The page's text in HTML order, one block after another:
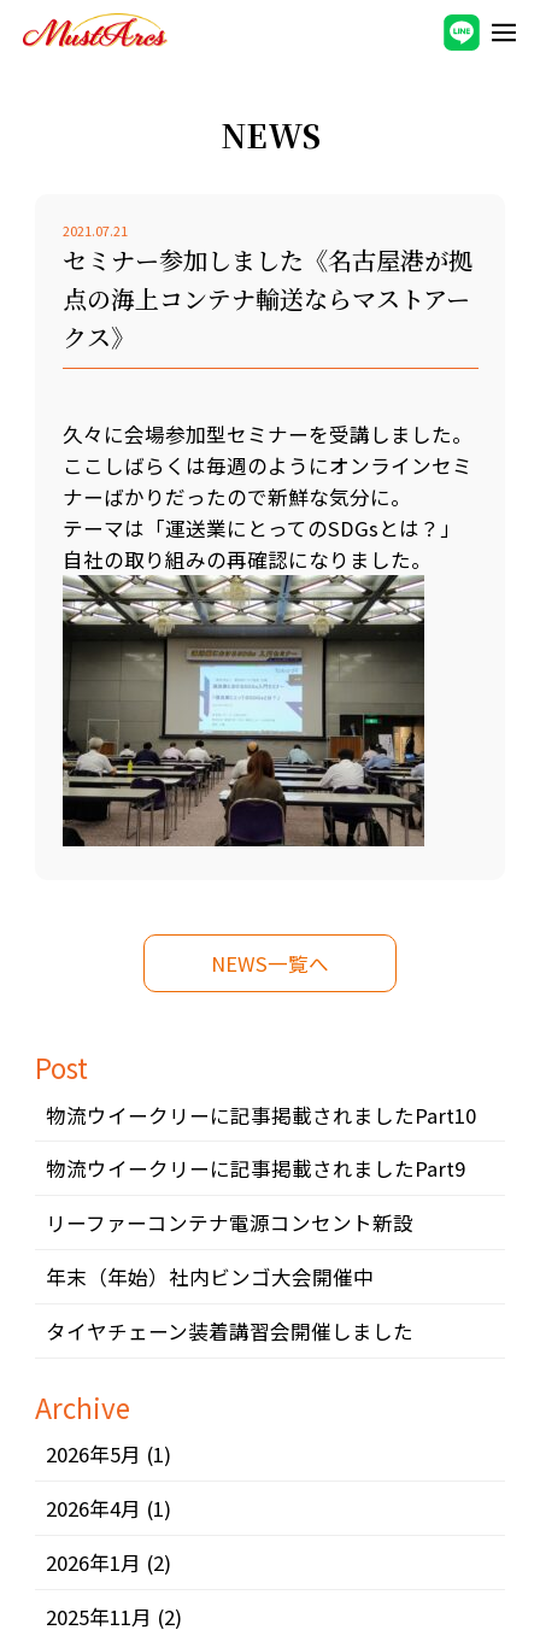
NEWS
2021.07.21
セミナー参加しました《名古屋港が拠
点の海上コンテナ輸送ならマストアー
クス》
久々に会場参加型セミナーを受講しました。
ここしばらくは毎週のようにオンラインセミ
ナーばかりだったので新鮮な気分に。
テーマは「運送業にとってのSDGsとは？」
自社の取り組みの再確認になりました。
NEWS一覧へ
Post
物流ウイークリーに記事掲載されましたPart10
物流ウイークリーに記事掲載されましたPart9
リーファーコンテナ電源コンセント新設
年末（年始）社内ビンゴ大会開催中
タイヤチェーン装着講習会開催しました
Archive
2026年5月 (1)
2026年4月 (1)
2026年1月 (2)
2025年11月 (2)